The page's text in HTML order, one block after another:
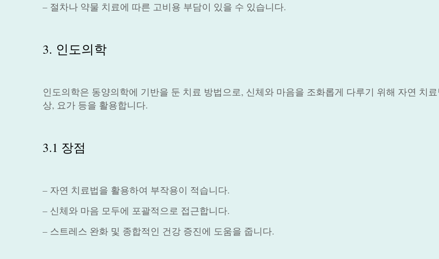
– 절차나 약물 치료에 따른 고비용 부담이 있을 수 있습니다.
3. 인도의학
인도의학은 동양의학에 기반을 둔 치료 방법으로, 신체와 마음을 조화롭게 다루기 위해 자연 치
상, 요가 등을 활용합니다.
3.1 장점
– 자연 치료법을 활용하여 부작용이 적습니다.
– 신체와 마음 모두에 포괄적으로 접근합니다.
– 스트레스 완화 및 종합적인 건강 증진에 도움을 줍니다.